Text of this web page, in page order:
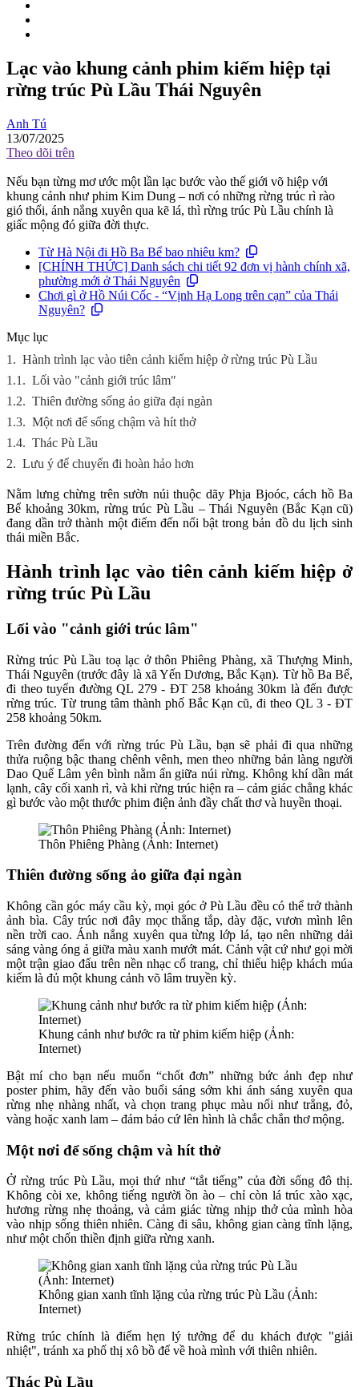
Lạc vào khung cảnh phim kiếm hiệp tại
rừng trúc Pù Lầu Thái Nguyên
Anh Tú
13/07/2025
Theo dõi trên
Nếu bạn từng mơ ước một lần lạc bước vào thế giới võ hiệp với
khung cảnh như phim Kim Dung – nơi có những rừng trúc rì rào
gió thổi, ánh nắng xuyên qua kẽ lá, thì rừng trúc Pù Lầu chính là
giấc mộng đó giữa đời thực.
Từ Hà Nội đi Hồ Ba Bể bao nhiêu km?
[CHÍNH THỨC] Danh sách chi tiết 92 đơn vị hành chính xã,
phường mới ở Thái Nguyên
Chơi gì ở Hồ Núi Cốc - “Vịnh Hạ Long trên cạn” của Thái
Nguyên?
Mục lục
1. Hành trình lạc vào tiên cảnh kiếm hiệp ở rừng trúc Pù Lầu
1.1. Lối vào "cảnh giới trúc lâm"
1.2. Thiên đường sống ảo giữa đại ngàn
1.3. Một nơi để sống chậm và hít thở
1.4. Thác Pù Lầu
2. Lưu ý để chuyến đi hoàn hảo hơn
Nằm lưng chừng trên sườn núi thuộc dãy Phja Bjoóc, cách hồ Ba
Bể khoảng 30km, rừng trúc Pù Lầu – Thái Nguyên (Bắc Kạn cũ)
đang dần trở thành một điểm đến nổi bật trong bản đồ du lịch sinh
thái miền Bắc.
Hành trình lạc vào tiên cảnh kiếm hiệp ở
rừng trúc Pù Lầu
Lối vào "cảnh giới trúc lâm"
Rừng trúc Pù Lầu toạ lạc ở thôn Phiêng Phàng, xã Thượng Minh,
Thái Nguyên (trước đây là xã Yến Dương, Bắc Kạn). Từ hồ Ba Bể,
đi theo tuyến đường QL 279 - ĐT 258 khoảng 30km là đến được
rừng trúc. Từ trung tâm thành phố Bắc Kạn cũ, đi theo QL 3 - ĐT
258 khoảng 50km.
Trên đường đến với rừng trúc Pù Lầu, bạn sẽ phải đi qua những
thửa ruộng bậc thang chênh vênh, men theo những bản làng người
Dao Quế Lâm yên bình nằm ẩn giữa núi rừng. Không khí dần mát
lạnh, cây cối xanh rì, và khi rừng trúc hiện ra – cảm giác chẳng khác
gì bước vào một thước phim điện ảnh đầy chất thơ và huyền thoại.
Thôn Phiêng Phàng (Ảnh: Internet)
Thiên đường sống ảo giữa đại ngàn
Không cần góc máy cầu kỳ, mọi góc ở Pù Lầu đều có thể trở thành
ảnh bìa. Cây trúc nơi đây mọc thẳng tắp, dày đặc, vươn mình lên
nền trời cao. Ánh nắng xuyên qua từng lớp lá, tạo nên những dải
sáng vàng óng ả giữa màu xanh mướt mát. Cảnh vật cứ như gọi mời
một trận giao đấu trên nền nhạc cổ trang, chỉ thiếu hiệp khách múa
kiếm là đủ một khung cảnh võ lâm truyền kỳ.
Khung cảnh như bước ra từ phim kiếm hiệp (Ảnh:
Internet)
Bật mí cho bạn nếu muốn “chốt đơn” những bức ảnh đẹp như
poster phim, hãy đến vào buổi sáng sớm khi ánh sáng xuyên qua
rừng nhẹ nhàng nhất, và chọn trang phục màu nổi như trắng, đỏ,
vàng hoặc xanh lam – đảm bảo cứ lên hình là chắc chắn thơ mộng.
Một nơi để sống chậm và hít thở
Ở rừng trúc Pù Lầu, mọi thứ như “tắt tiếng” của đời sống đô thị.
Không còi xe, không tiếng người ồn ào – chỉ còn lá trúc xào xạc,
hương rừng nhẹ thoảng, và cảm giác từng nhịp thở của mình hòa
vào nhịp sống thiên nhiên. Càng đi sâu, không gian càng tĩnh lặng,
như một chốn thiền định giữa rừng xanh.
Không gian xanh tĩnh lặng của rừng trúc Pù Lầu (Ảnh:
Internet)
Rừng trúc chính là điểm hẹn lý tưởng để du khách được "giải
nhiệt", tránh xa phố thị xô bồ để về hoà mình với thiên nhiên.
Thác Pù Lầu